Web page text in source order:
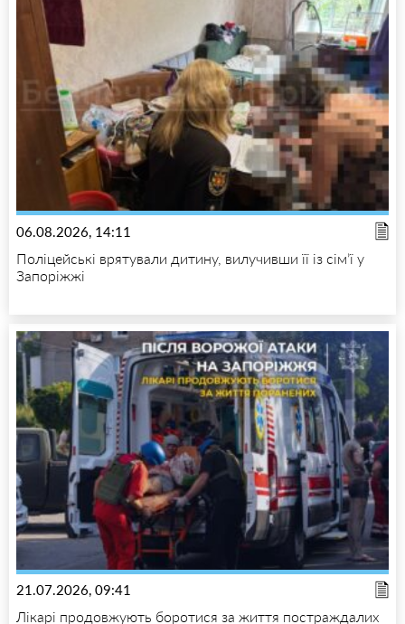
06.08.2026, 14:11
Поліцейські врятували дитину, вилучивши її із сім’ї у
Запоріжжі
21.07.2026, 09:41
Лікарі продовжують боротися за життя постраждалих